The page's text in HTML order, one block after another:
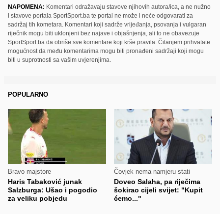
NAPOMENA: Komentari odražavaju stavove njihovih autora/ica, a ne nužno
i stavove portala SportSport.ba te portal ne može i neće odgovarati za
sadržaj tih kometara. Komentari koji sadrže vrijeđanja, psovanja i vulgaran
riječnik mogu biti uklonjeni bez najave i objašnjenja, ali to ne obavezuje
SportSport.ba da obriše sve komentare koji krše pravila. Čitanjem prihvatate
mogućnost da među komentarima mogu biti pronađeni sadržaji koji mogu
biti u suprotnosti sa vašim uvjerenjima.
POPULARNO
Bravo majstore
Haris Tabaković junak
Salzburga: Ušao i pogodio
za veliku pobjedu
Čovjek nema namjeru stati
Doveo Salaha, pa riječima
šokirao cijeli svijet: "Kupit
ćemo..."